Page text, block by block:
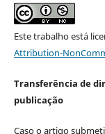
Este trabalho está
Attribution-
Transferência de
publicação
Caso o artigo